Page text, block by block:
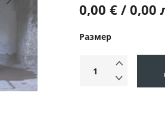
0,00 € / 0,00
Размер